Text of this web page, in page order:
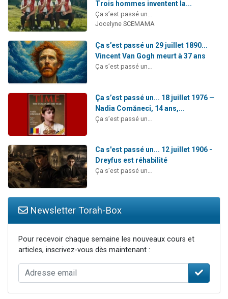
Trois hommes inventent la...
Ça s’est passé un…
Jocelyne SCEMAMA
Ça s’est passé un 29 juillet 1890...
Vincent Van Gogh meurt à 37 ans
Ça s’est passé un…
Ça s’est passé un... 18 juillet 1976 —
Nadia Comăneci, 14 ans,...
Ça s’est passé un…
Ca s'est passé un... 12 juillet 1906 -
Dreyfus est réhabilité
Ça s’est passé un…
Newsletter Torah-Box
Pour recevoir chaque semaine les nouveaux cours et
articles, inscrivez-vous dès maintenant :